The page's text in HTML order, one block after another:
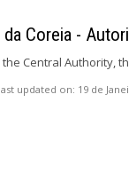
da Coreia -
Central Authority,
updated on: 19 de